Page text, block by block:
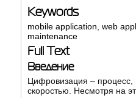
Keywords
mobile application web
maintenance
Full Text
Введение
Цифровизация –
скоростью. Несмотря на